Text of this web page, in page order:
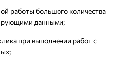
работы большого количества
данными;
при выполнении работ с